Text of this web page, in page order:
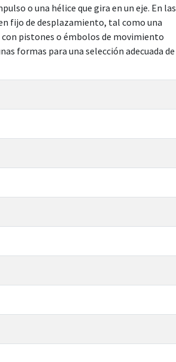
o una hélice que gira en un eje. En las
fijo de desplazamiento, tal como una
pistones o émbolos de movimiento
formas para una selección adecuada de